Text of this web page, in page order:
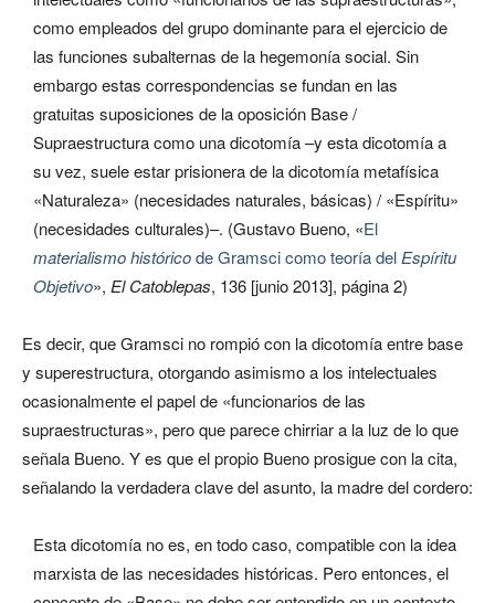
como empleados del grupo dominante para el ejercicio de
las funciones subalternas de la hegemonía social. Sin
embargo estas correspondencias se fundan en las
gratuitas suposiciones de la oposición Base /
Supraestructura como una dicotomía –y esta dicotomía a
su vez, suele estar prisionera de la dicotomía metafísica
«Naturaleza» (necesidades naturales, básicas) / «Espíritu»
(necesidades culturales)–. (Gustavo Bueno, «El
materialismo históricode Gramsci como teoría del Espíritu
Objetivo», El Catoblepas, 136 [junio 2013], página 2)
Es decir, que Gramsci no rompió con la dicotomía entre base
y superestructura, otorgando asimismo a los intelectuales
ocasionalmente el papel de «funcionarios de las
supraestructuras», pero que parece chirriar a la luz de lo que
señala Bueno. Y es que el propio Bueno prosigue con la cita,
señalando la verdadera clave del asunto, la madre del cordero:
Esta dicotomía no es, en todo caso, compatible con la idea
marxista de las necesidades históricas. Pero entonces, el